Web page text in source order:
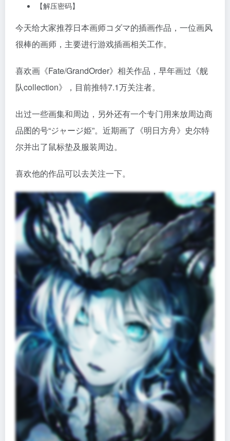
【解压密码】
今天给大家推荐日本画师コダマ的插画作品，一位画风
很棒的画师，主要进行游戏插画相关工作。
喜欢画《Fate/GrandOrder》相关作品，早年画过《舰
队collection》，目前推特7.1万关注者。
出过一些画集和周边，另外还有一个专门用来放周边商
品图的号“ジャージ姫”。近期画了《明日方舟》史尔特
尔并出了鼠标垫及服装周边。
喜欢他的作品可以去关注一下。